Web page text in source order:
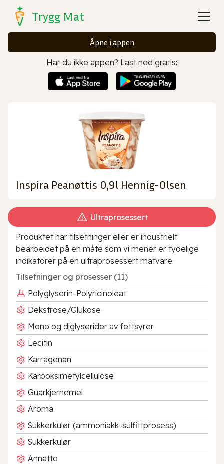
Trygg Mat
Åpne i appen
Har du ikke appen? Last ned gratis:
Inspira Peanøttis 0,9l Hennig-Olsen
Ultraprosessert
Produktet har tilsetninger eller er industrielt
bearbeidet på en måte som vi mener er tydelige
indikatorer på en ultraprosessert matvare.
Tilsetninger og prosesser (11)
Polyglyserin-Polyricinoleat
Dekstrose/Glukose
Mono og diglyserider av fettsyrer
Lecitin
Karragenan
Karboksimetylcellulose
Guarkjernemel
Aroma
Sukkerkulør (ammoniakk-sulfittprosess)
Sukkerkulør
Annatto